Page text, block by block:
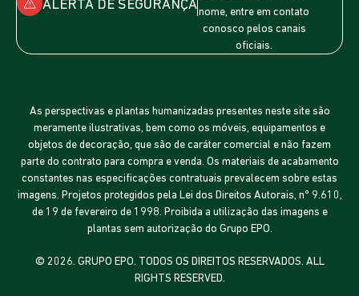
nome, entre em contato
conosco pelos canais
oficiais.
As perspectivas e plantas humanizadas presentes neste site são
meramente ilustrativas, bem como os móveis, equipamentos e
objetos de decoração, que são de caráter comercial e não fazem
parte do contrato para compra e venda. Os materiais de acabamento
constantes nas especificações contratuais prevalecem sobre estas
imagens. Projetos protegidos pela Lei dos Direitos Autorais, nº 9.610,
de 19 de fevereiro de 1998. Proibida a utilização das imagens e
plantas sem autorização do Grupo EPO.
© 2026. GRUPO EPO. TODOS OS DIREITOS RESERVADOS. ALL
RIGHTS RESERVED.